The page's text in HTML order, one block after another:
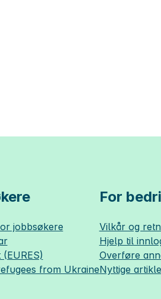
jobbsøkere
from Ukraine
For
Vilkår og
Hjelp til
Overføre
Nyttige